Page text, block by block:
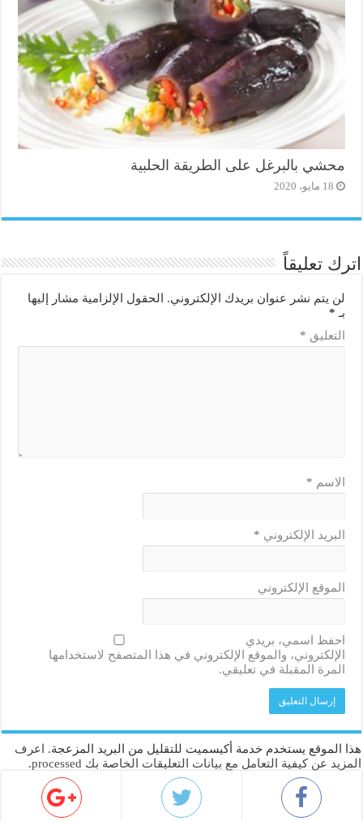
محشي بالبرغل على الطريقة الحلبية
18 مايو، 2020
اترك تعليقاً
لن يتم نشر عنوان بريدك الإلكتروني.
الحقول الإلزامية مشار إليها
بـ *
التعليق *
الاسم *
البريد الإلكتروني *
الموقع الإلكتروني
احفظ اسمي، بريدي
الإلكتروني، والموقع الإلكتروني في هذا المتصفح لاستخدامها
المرة المقبلة في تعليقي.
هذا الموقع يستخدم خدمة أكيسميت للتقليل من البريد المزعجة.
اعرف
المزيد عن كيفية التعامل مع بيانات التعليقات الخاصة بك processed
.